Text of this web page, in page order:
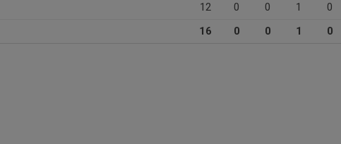
12 0 0 1 0
16 0 0 1 0